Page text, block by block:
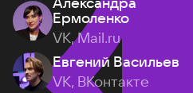
Ермоленко
VK, Mail.ru
Евгений Васильев
VK, ВКонтакте